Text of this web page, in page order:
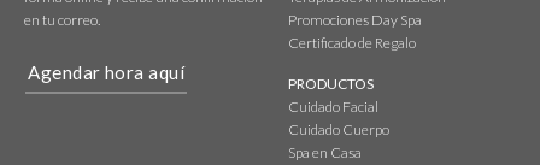
en tu correo.
Agendar hora aquí
Promociones Day Spa
Certificado de Regalo
PRODUCTOS
Cuidado Facial
Cuidado Cuerpo
Spa en Casa